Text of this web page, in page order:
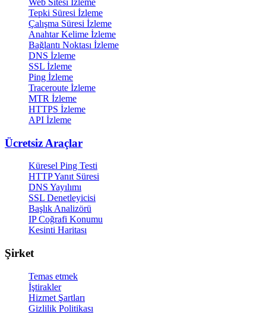
Web Sitesi İzleme
Tepki Süresi İzleme
Çalışma Süresi İzleme
Anahtar Kelime İzleme
Bağlantı Noktası İzleme
DNS İzleme
SSL İzleme
Ping İzleme
Traceroute İzleme
MTR İzleme
HTTPS İzleme
API İzleme
Ücretsiz Araçlar
Küresel Ping Testi
HTTP Yanıt Süresi
DNS Yayılımı
SSL Denetleyicisi
Başlık Analizörü
IP Coğrafi Konumu
Kesinti Haritası
Şirket
Temas etmek
İştirakler
Hizmet Şartları
Gizlilik Politikası